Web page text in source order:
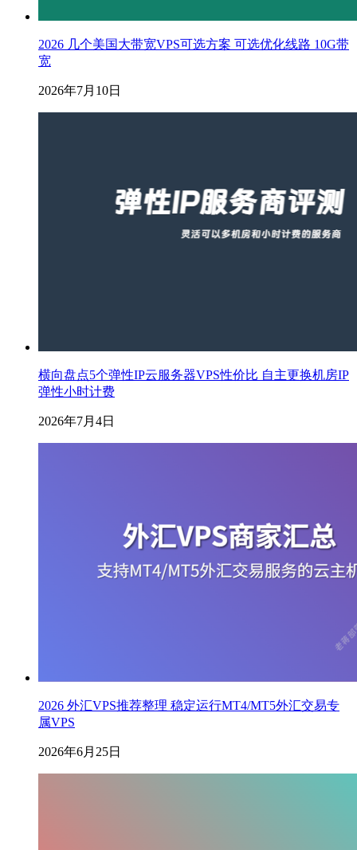
2026 几个美国大带宽VPS可选方案 可选优化线路 10G带
宽
2026年7月10日
横向盘点5个弹性IP云服务器VPS性价比 自主更换机房IP
弹性小时计费
2026年7月4日
2026 外汇VPS推荐整理 稳定运行MT4/MT5外汇交易专
属VPS
2026年6月25日